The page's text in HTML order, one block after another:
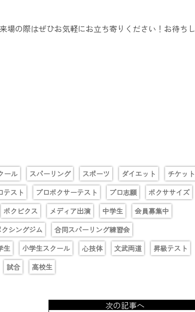
場の際はぜひお気軽にお立ち寄りください！お待ちし
ール スパーリング スポーツ ダイエット
チケット
テスト プロボクサーテスト プロ志願
ボクササイズ
ボクビクス メディア出演 中学生
会員募集中
シングジム
合同スパーリング練習会
生 小学生スクール 心技体 文武両道
昇級テスト
試合 高校生
次の記事へ